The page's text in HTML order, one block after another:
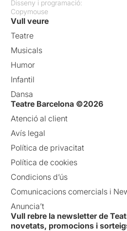
Disseny i programació:
Copymouse
Vull veure
Teatre
Musicals
Humor
Infantil
Dansa
Teatre Barcelona ©2026
Atenció al client
Avís legal
Política de privacitat
Política de cookies
Condicions d’ús
Comunicacions comercials i
Anuncia’t
Vull rebre la newsletter de
novetats, promocions i